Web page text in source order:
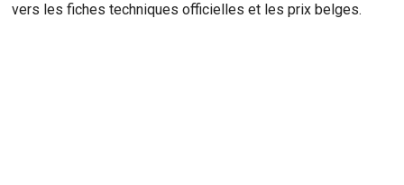
vers les fiches techniques officielles et les prix belges.